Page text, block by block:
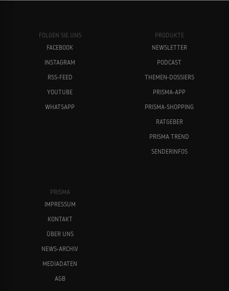
FOLGEN SIE UNS
FACEBOOK
INSTAGRAM
RSS-FEED
YOUTUBE
WHATSAPP
PRODUKTE
NEWSLETTER
PODCAST
THEMEN-DOSSIERS
PRISMA-APP
PRISMA-SHOPPING
RATGEBER
PRISMA TREND
SENDERINFOS
PRISMA
IMPRESSUM
KONTAKT
ÜBER UNS
NEWS-ARCHIV
MEDIADATEN
AGB